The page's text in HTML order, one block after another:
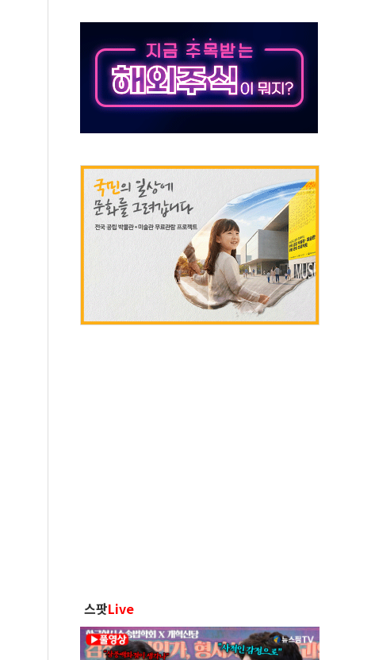
분만에 진화...외국인 노동자 숨져
·가축 피해 최소화 '총력 대응'
입에도 박스권…美 암호화폐 법안 처리 여부도 변수
위 '62일째'..."대부분 여기서 상주"
스팟Live